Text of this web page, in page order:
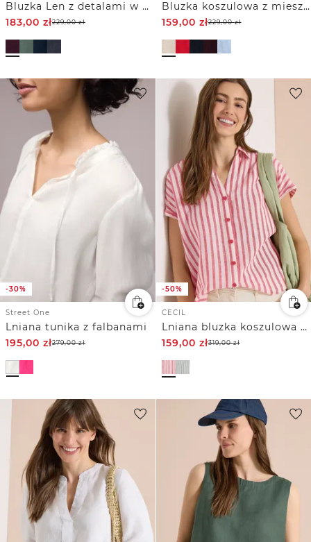
Bluzka Len z detalami w postaci guzików
183,00 zł229,00zł
Bluzka koszulowa z mieszanką lnu z rękawem 3/4
159,00 zł229,00zł
-30%
Street One
Lniana tunika z falbanami
195,00 zł279,00zł
-50%
CECIL
Lniana bluzka koszulowa z opadającymi ramionami
159,00 zł319,00zł